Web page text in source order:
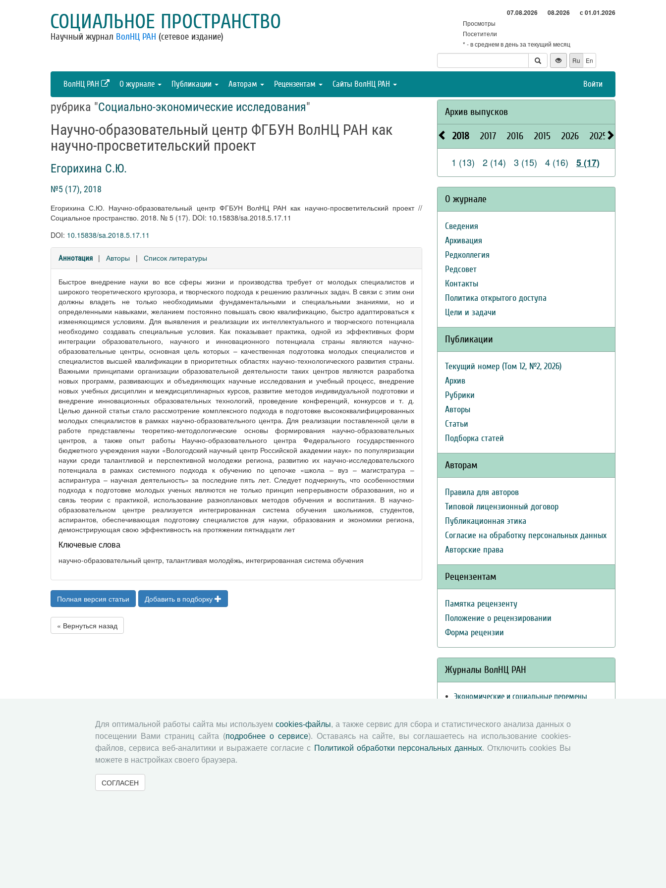
СОЦИАЛЬНОЕ ПРОСТРАНСТВО
Научный журнал ВолНЦ РАН (сетевое издание)
07.08.2026 08.2026 с 01.01.2026
Просмотры
Посетители
* - в среднем в день за текущий месяц
Ru
En
ВолНЦ РАН О журнале Публикации Авторам Рецензентам Сайты ВолНЦ РАН Войти
рубрика "Социально-экономические исследования"
Научно-образовательный центр ФГБУН ВолНЦ РАН как
научно-просветительский проект
Егорихина С.Ю.
№5 (17), 2018
Егорихина С.Ю. Научно-образовательный центр ФГБУН ВолНЦ РАН как научно-просветительский проект //
Социальное пространство. 2018. № 5 (17). DOI: 10.15838/sa.2018.5.17.11
DOI: 10.15838/sa.2018.5.17.11
Аннотация | Авторы | Список литературы
Быстрое внедрение науки во все сферы жизни и производства требует от молодых специалистов и
широкого теоретического кругозора, и творческого подхода к решению различных задач. В связи с этим они
должны владеть не только необходимыми фундаментальными и специальными знаниями, но и
определенными навыками, желанием постоянно повышать свою квалификацию, быстро адаптироваться к
изменяющимся условиям. Для выявления и реализации их интеллектуального и творческого потенциала
необходимо создавать специальные условия. Как показывает практика, одной из эффективных форм
интеграции образовательного, научного и инновационного потенциала страны являются научно-
образовательные центры, основная цель которых – качественная подготовка молодых специалистов и
специалистов высшей квалификации в приоритетных областях научно-технологического развития страны.
Важными принципами организации образовательной деятельности таких центров являются разработка
новых программ, развивающих и объединяющих научные исследования и учебный процесс, внедрение
новых учебных дисциплин и междисциплинарных курсов, развитие методов индивидуальной подготовки и
внедрение инновационных образовательных технологий, проведение конференций, конкурсов и т. д.
Целью данной статьи стало рассмотрение комплексного подхода в подготовке высококвалифицированных
молодых специалистов в рамках научно-образовательного центра. Для реализации поставленной цели в
работе представлены теоретико-методологические основы формирования научно-образовательных
центров, а также опыт работы Научно-образовательного центра Федерального государственного
бюджетного учреждения науки «Вологодский научный центр Российской академии наук» по популяризации
науки среди талантливой и перспективной молодежи региона, развитию их научно-исследовательского
потенциала в рамках системного подхода к обучению по цепочке «школа – вуз – магистратура –
аспирантура – научная деятельность» за последние пять лет. Следует подчеркнуть, что особенностями
подхода к подготовке молодых ученых являются не только принцип непрерывности образования, но и
связь теории с практикой, использование разноплановых методов обучения и воспитания. В научно-
образовательном центре реализуется интегрированная система обучения школьников, студентов,
аспирантов, обеспечивающая подготовку специалистов для науки, образования и экономики региона,
демонстрирующая свою эффективность на протяжении пятнадцати лет
Ключевые слова
научно-образовательный центр, талантливая молодёжь, интегрированная система обучения
Полная версия статьи Добавить в подборку
« Вернуться назад
Архив выпусков
2018 2017 2016 2015 2026 2025
1 (13) 2 (14) 3 (15) 4 (16) 5 (17)
О журнале
Сведения
Архивация
Редколлегия
Редсовет
Контакты
Политика открытого доступа
Цели и задачи
Публикации
Текущий номер (Том 12, №2, 2026)
Архив
Рубрики
Авторы
Статьи
Подборка статей
Авторам
Правила для авторов
Типовой лицензионный договор
Публикационная этика
Согласие на обработку персональных данных
Авторские права
Рецензентам
Памятка рецензенту
Положение о рецензировании
Форма рецензии
Журналы ВолНЦ РАН
Экономические и социальные перемены
Вопросы территориального развития
Социальное пространство
Юный экономист
Для оптимальной работы сайта мы используем cookies-файлы, а также сервис для сбора и статистического анализа данных о
посещении Вами страниц сайта (подробнее о сервисе). Оставаясь на сайте, вы соглашаетесь на использование cookies-
файлов, сервиса веб-аналитики и выражаете согласие с Политикой обработки персональных данных. Отключить cookies Вы
можете в настройках своего браузера.
СОГЛАСЕН